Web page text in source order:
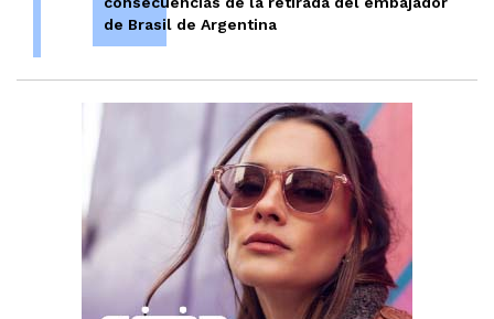
de Brasil de Argentina